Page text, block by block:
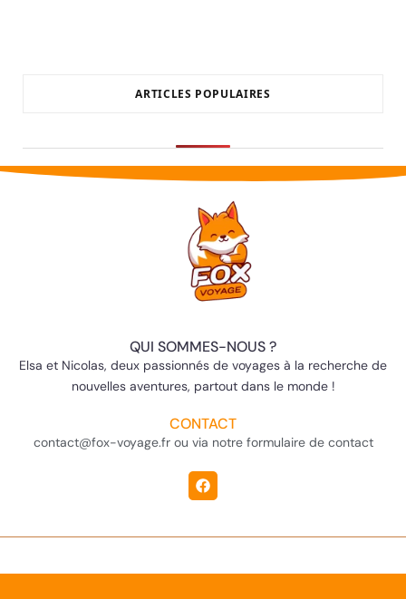
ARTICLES POPULAIRES
QUI SOMMES-NOUS ?
Elsa et Nicolas, deux passionnés de voyages à la recherche de
nouvelles aventures, partout dans le monde !
CONTACT
contact@fox-voyage.fr ou via notre formulaire de contact